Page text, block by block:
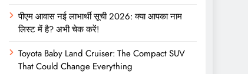
पीएम आवास नई लाभार्थी सूची 2026: क्या आपका नाम
लिस्ट में है? अभी चेक करें!
Toyota Baby Land Cruiser: The Compact SUV
That Could Change Everything